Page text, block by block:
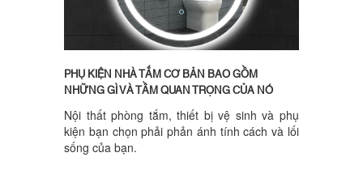
PHỤ KIỆN NHÀ TẮM CƠ BẢN BAO GỒM
NHỮNG GÌ VÀ TẦM QUAN TRỌNG CỦA NÓ
Nội thất phòng tắm, thiết bị vệ sinh và phụ
kiện bạn chọn phải phản ánh tính cách và lối
sống của bạn.